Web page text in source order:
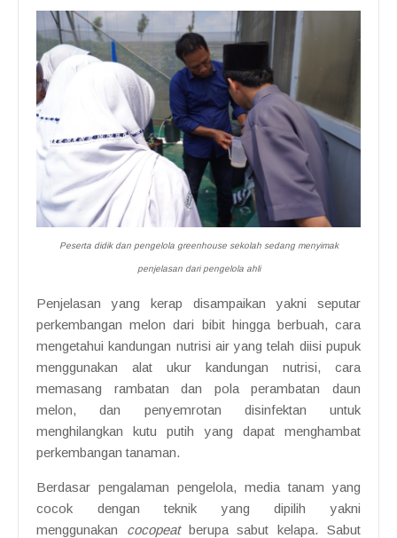
Peserta didik dan pengelola greenhouse sekolah sedang menyimak
penjelasan dari pengelola ahli
Penjelasan yang kerap disampaikan yakni seputar
perkembangan melon dari bibit hingga berbuah, cara
mengetahui kandungan nutrisi air yang telah diisi pupuk
menggunakan alat ukur kandungan nutrisi, cara
memasang rambatan dan pola perambatan daun
melon, dan penyemrotan disinfektan untuk
menghilangkan kutu putih yang dapat menghambat
perkembangan tanaman.
Berdasar pengalaman pengelola, media tanam yang
cocok dengan teknik yang dipilih yakni
menggunakan cocopeatberupa sabut kelapa. Sabut